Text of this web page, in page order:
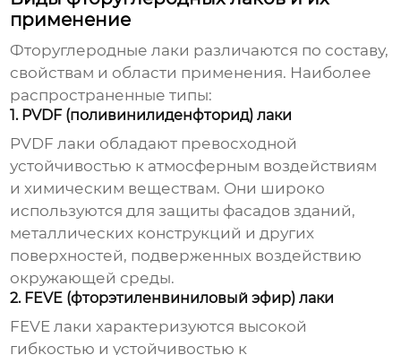
применение
Фторуглеродные лаки различаются по составу,
свойствам и области применения. Наиболее
распространенные типы:
1. PVDF (поливинилиденфторид) лаки
PVDF лаки обладают превосходной
устойчивостью к атмосферным воздействиям
и химическим веществам. Они широко
используются для защиты фасадов зданий,
металлических конструкций и других
поверхностей, подверженных воздействию
окружающей среды.
2. FEVE (фторэтиленвиниловый эфир) лаки
FEVE лаки характеризуются высокой
гибкостью и устойчивостью к